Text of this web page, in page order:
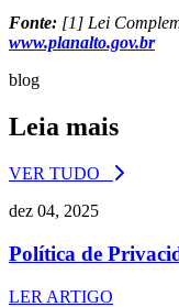
Fonte: [1] Lei
www.planalto.gov.br
blog
Leia mais
VER TUDO
dez 04, 2025
Política de
LER ARTIGO